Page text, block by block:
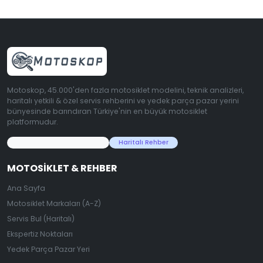
Motoskop, 45.000'den fazla motosiklet modelini, teknik analizleri,
haritalı yetkili & özel servis rehberini ve yedek parça pazar yerini
bünyesinde barındıran Türkiye'nin en büyük motosiklet
platformudur.
Haritalı Rehber
MOTOSIKLET & REHBER
Ana Sayfa
Motosiklet Markaları (A-Z)
Servis Bul (Haritalı)
Ekspertiz Noktaları
Yedek Parça Pazar Yeri